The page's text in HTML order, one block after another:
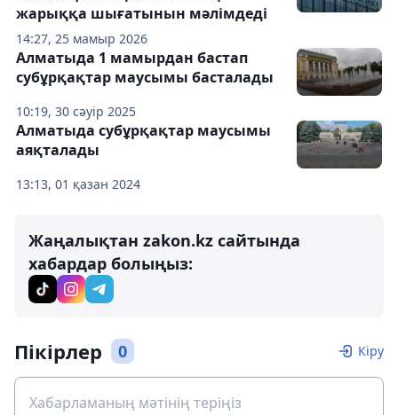
14:27, 25 мамыр 2026
жарыққа шығатынын мәлімдеді
10:19, 30 сәуір 2025
Алматыда 1 мамырдан бастап
субұрқақтар маусымы басталады
13:13, 01 қазан 2024
Алматыда субұрқақтар маусымы
аяқталады
Жаңалықтан zakon.kz сайтында
хабардар болыңыз:
Пікірлер 0 Кіру